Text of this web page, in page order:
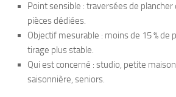
Point sensible : traversées de
pièces dédiées.
Objectif mesurable : moins de 15 % de
tirage plus stable.
Qui est concerné : studio, petite
saisonnière, seniors.